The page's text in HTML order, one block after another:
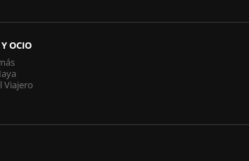
OCIO
Viajero